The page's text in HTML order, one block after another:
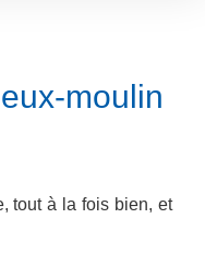
moulin
tout à la fois bien, et